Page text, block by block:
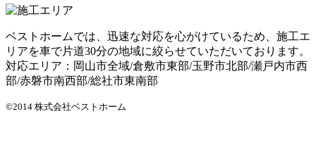
ベストホームでは、迅速な対応を心がけているため、施工エ
リアを車で片道30分の地域に絞らせていただいております。
対応エリア：岡山市全域/倉敷市東部/玉野市北部/瀬戸内市西
部/赤磐市南西部/総社市東南部
©2014 株式会社ベストホーム